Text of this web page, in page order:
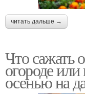
читать дальше →
Что сажать
огороде
осенью на